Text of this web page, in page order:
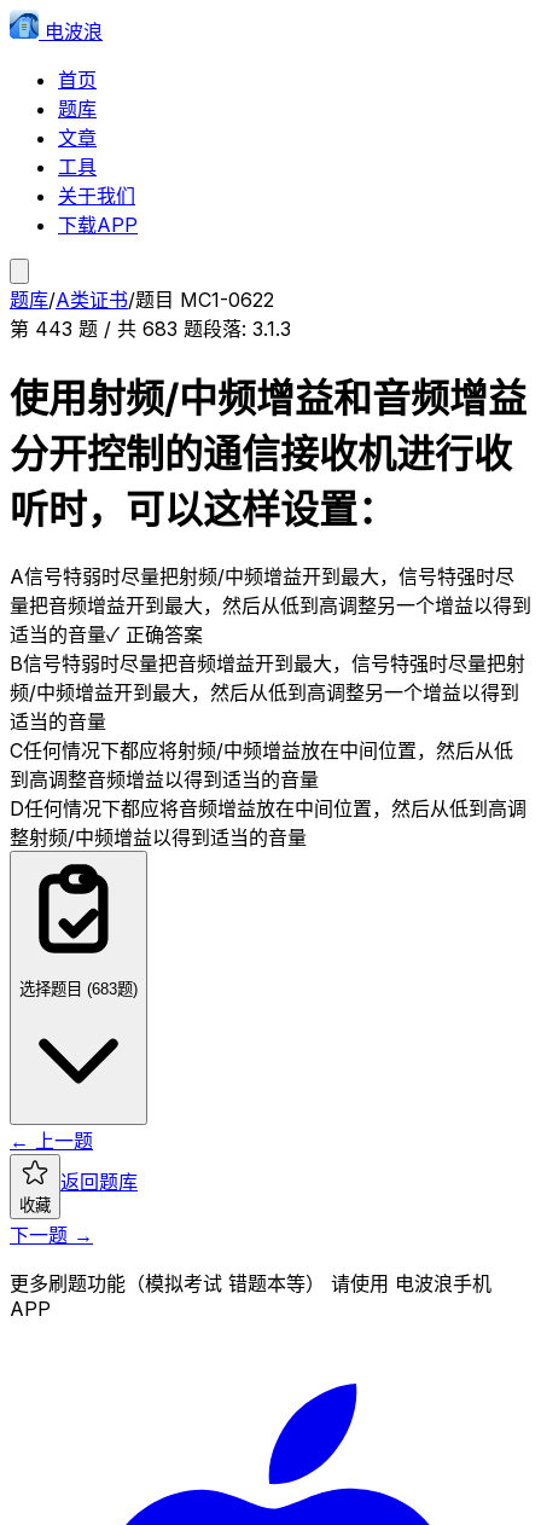
电波浪
首页
题库
文章
工具
关于我们
下载APP
题库/A类证书/题目 MC1-0622
第 443 题 / 共 683 题段落: 3.1.3
使用射频/中频增益和音频增益
分开控制的通信接收机进行收
听时，可以这样设置：
A信号特弱时尽量把射频/中频增益开到最大，信号特强时尽
量把音频增益开到最大，然后从低到高调整另一个增益以得到
适当的音量✓ 正确答案
B信号特弱时尽量把音频增益开到最大，信号特强时尽量把射
频/中频增益开到最大，然后从低到高调整另一个增益以得到
适当的音量
C任何情况下都应将射频/中频增益放在中间位置，然后从低
到高调整音频增益以得到适当的音量
D任何情况下都应将音频增益放在中间位置，然后从低到高调
整射频/中频增益以得到适当的音量
选择题目 (683题)
← 上一题
收藏
返回题库
下一题 →
更多刷题功能（模拟考试 错题本等） 请使用 电波浪手机
APP